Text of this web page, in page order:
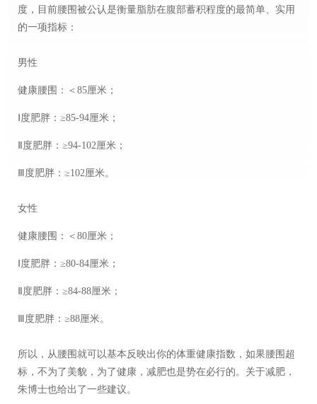
度，目前腰围被公认是衡量脂肪在腹部蓄积程度的最简单、实用
的一项指标：
男性
健康腰围：＜85厘米；
Ⅰ度肥胖：≥85-94厘米；
Ⅱ度肥胖：≥94-102厘米；
Ⅲ度肥胖：≥102厘米。
女性
健康腰围：＜80厘米；
Ⅰ度肥胖：≥80-84厘米；
Ⅱ度肥胖：≥84-88厘米；
Ⅲ度肥胖：≥88厘米。
所以，从腰围就可以基本反映出你的体重健康指数，如果腰围超
标，不为了美貌，为了健康，减肥也是势在必行的。关于减肥，
朱博士也给出了一些建议。